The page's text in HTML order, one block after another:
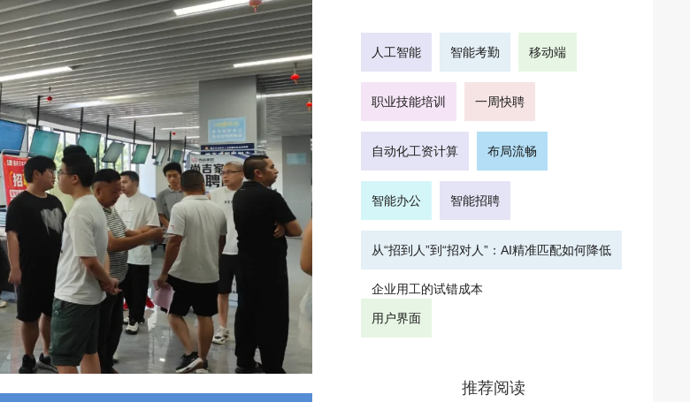
人工智能 智能考勤 移动端
职业技能培训 一周快聘
自动化工资计算 布局流畅
智能办公 智能招聘
从“招到人”到“招对人”：AI精准匹配如何降低
企业用工的试错成本
用户界面
推荐阅读